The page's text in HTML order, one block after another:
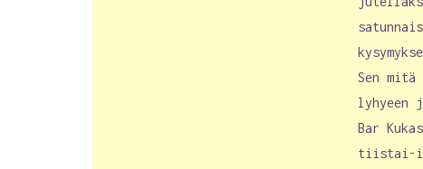
Sen
lyhyeen
Bar
tiistai-